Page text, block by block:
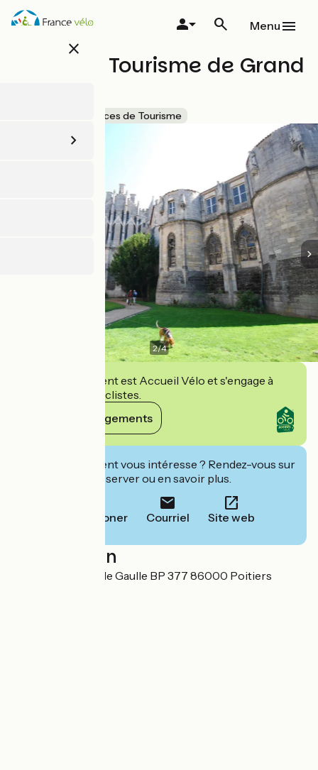
Aller
au
close
Menu
Office de Tourisme de Grand
Offices de Tourisme
2/4
Cet établissement est Accueil Vélo et s'engage à
accueillir des cyclistes.
Voir ses engagements
Cet établissement vous intéresse ? Rendez-vous sur
leur site pour réserver ou en savoir plus.
Téléphoner Courriel Site web
Localisation
45 place Charles de Gaulle BP 377 86000 Poitiers